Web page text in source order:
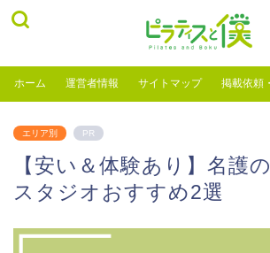
ホーム 運営者情報 サイトマップ 掲載依頼
エリア別 PR
【安い＆体験あり】名護
スタジオおすすめ2選